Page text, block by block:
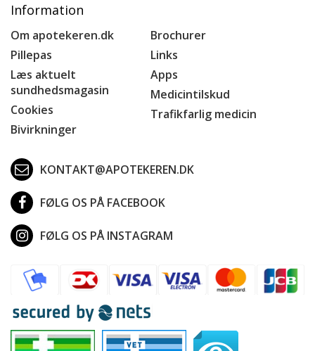
Information
Om apotekeren.dk
Pillepas
Læs aktuelt
sundhedsmagasin
Cookies
Bivirkninger
Brochurer
Links
Apps
Medicintilskud
Trafikfarlig medicin
KONTAKT@APOTEKEREN.DK
FØLG OS PÅ FACEBOOK
FØLG OS PÅ INSTAGRAM